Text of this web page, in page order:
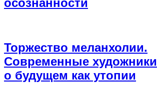
осознанности
Торжество меланхолии.
Современные художники
о будущем как утопии